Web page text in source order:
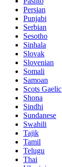
Persian
Punjabi
Serbian
Sesotho
Sinhala
Slovak
Slovenian
Somali
Samoan
Scots Gaelic
Shona
Sindhi
Sundanese
Swahili
Tajik
Tamil
Telugu
Thai